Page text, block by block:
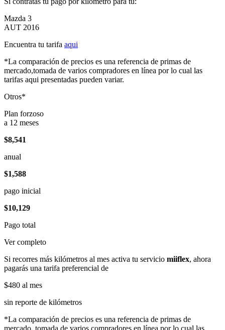
Mazda 3
AUT 2016
Encuentra tu tarifa aqui
*La comparación de precios es una referencia de primas de
mercado,tomada de varios compradores en línea por lo cual las
tarifas aqui presentadas pueden variar.
Otros*
Plan forzoso
a 12 meses
$8,541
anual
$1,588
pago inicial
$10,129
Pago total
Ver completo
Si recorres más kilómetros al mes activa tu servicio miiflex, ahora
pagarás una tarifa preferencial de
$480 al mes
sin reporte de kilómetros
*La comparación de precios es una referencia de primas de
mercado, tomada de varios compradores en línea por lo cual las